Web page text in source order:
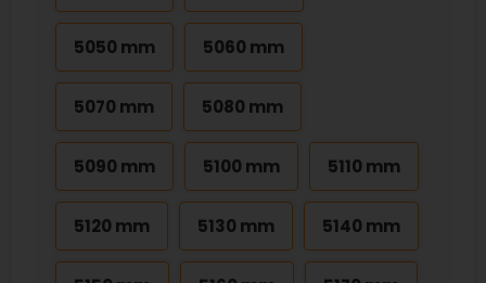
5050 mm 5060 mm
5070 mm 5080 mm
5090 mm 5100 mm 5110 mm
5120 mm 5130 mm 5140 mm